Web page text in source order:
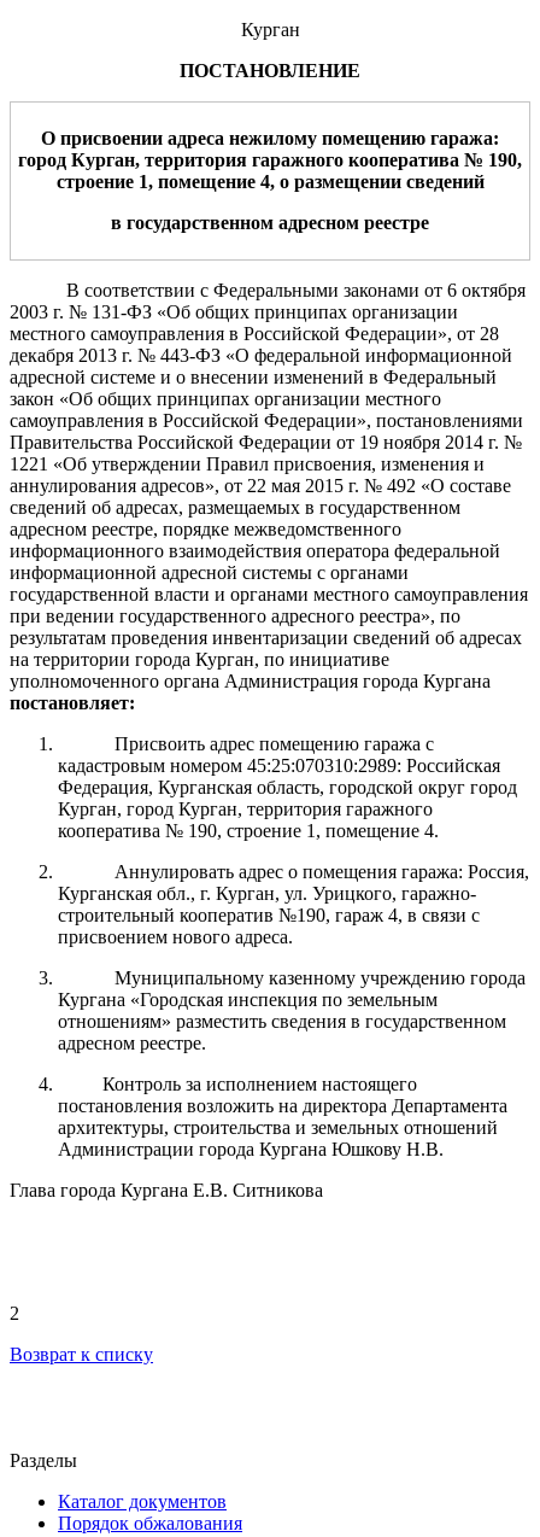
Курган
ПОСТАНОВЛЕНИЕ
О присвоении адреса нежилому помещению гаража:
город Курган, территория гаражного кооператива № 190,
строение 1, помещение 4, о размещении сведений
в государственном адресном реестре
В соответствии с Федеральными законами от 6 октября
2003 г. № 131-ФЗ «Об общих принципах организации
местного самоуправления в Российской Федерации», от 28
декабря 2013 г. № 443-ФЗ «О федеральной информационной
адресной системе и о внесении изменений в Федеральный
закон «Об общих принципах организации местного
самоуправления в Российской Федерации», постановлениями
Правительства Российской Федерации от 19 ноября 2014 г. №
1221 «Об утверждении Правил присвоения, изменения и
аннулирования адресов», от 22 мая 2015 г. № 492 «О составе
сведений об адресах, размещаемых в государственном
адресном реестре, порядке межведомственного
информационного взаимодействия оператора федеральной
информационной адресной системы с органами
государственной власти и органами местного самоуправления
при ведении государственного адресного реестра», по
результатам проведения инвентаризации сведений об адресах
на территории города Курган, по инициативе
уполномоченного органа Администрация города Кургана
постановляет:
Присвоить адрес помещению гаража с
кадастровым номером 45:25:070310:2989: Российская
Федерация, Курганская область, городской округ город
Курган, город Курган, территория гаражного
кооператива № 190, строение 1, помещение 4.
Аннулировать адрес о помещения гаража: Россия,
Курганская обл., г. Курган, ул. Урицкого, гаражно-
строительный кооператив №190, гараж 4, в связи с
присвоением нового адреса.
Муниципальному казенному учреждению города
Кургана «Городская инспекция по земельным
отношениям» разместить сведения в государственном
адресном реестре.
Контроль за исполнением настоящего
постановления возложить на директора Департамента
архитектуры, строительства и земельных отношений
Администрации города Кургана Юшкову Н.В.
Глава города Кургана Е.В. Ситникова
2
Возврат к списку
Разделы
Каталог документов
Порядок обжалования